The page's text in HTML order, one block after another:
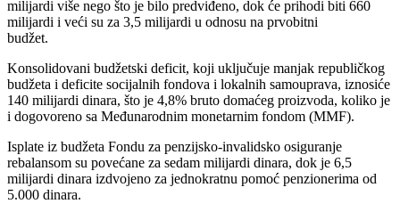
milijardi više nego što je bilo predviđeno, dok će prihodi biti 660
milijardi i veći su za 3,5 milijardi u odnosu na prvobitni
budžet.
Konsolidovani budžetski deficit, koji uključuje manjak republičkog
budžeta i deficite socijalnih fondova i lokalnih samouprava, iznosiće
140 milijardi dinara, što je 4,8% bruto domaćeg proizvoda, koliko je
i dogovoreno sa Međunarodnim monetarnim fondom (MMF).
Isplate iz budžeta Fondu za penzijsko-invalidsko osiguranje
rebalansom su povećane za sedam milijardi dinara, dok je 6,5
milijardi dinara izdvojeno za jednokratnu pomoć penzionerima od
5.000 dinara.